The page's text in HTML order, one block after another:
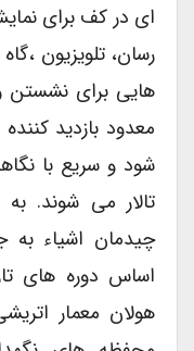
ای در کف برای
رسان، تلویزیون
هایی برای نشستن
معدود بازدید
شود و سریع با
تالار می شوند. به
چیدمان اشیاء به
اساس دوره های
هولان معمار